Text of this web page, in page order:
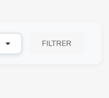
 FILTRER